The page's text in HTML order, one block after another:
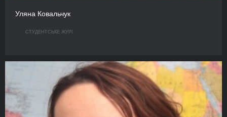
Уляна Ковальчук
СТУДЕНТСЬКЕ ЖУРІ